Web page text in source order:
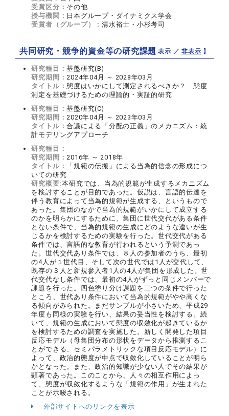
受賞区分： その他
授与機関： 日本グループ・ダイナミクス学会
受賞者（グループ）：清水裕士・小杉考司
共同研究・競争的資金等の研究課題【 表示 ／非表示 】
研究種目：基盤研究(B)
研究期間：2024年04月 ～ 2028年03月
タイトル：態度はいかにして測定されるべきか？ 態度
測定を基礎づけるための理論的・実証的研究
研究種目：基盤研究(C)
研究期間：2020年04月 ～ 2023年03月
タイトル：合議による「分配の正義」のメカニズム：統
計モデリングアプローチ
研究種目：
研究期間：2016年 ～ 2018年
タイトル：
「規範の伝搬」による当為的信念の形成につ
いての研究
研究概要:本研究では、当為的規範が生成するメカニズム
を検討することが目的であった。仮説は、言語的伝達を
伴う教育によって当為的規範が生成する、というもので
あった。集団のなかで当為的規範がいかにして成立する
のかを明らかにするために、集団に世代交代がある条件
とない条件で、当為的規範の生成にどのような違いが生
じるかを検討するための実験を行った。世代交代がある
条件では、言語的な教育が行われるという予測であっ
た。世代交代あり条件では、８人の参加者のうち、最初
の4人が１世代目、そして次の世代では1人が交代して、
既存の３人と新規参入者1人の4人が集団を形成した。世
代交代なし条件では、最初の4人がずっと同じメンバーで
課題を行った。四色塗り分け課題を二つの条件で行った
ところ、世代あり条件において当為的規範がやや高くな
る傾向がみられた。まだサンプルが小さいため、平成29
年度も同様の実験を行い、結果の妥当性を検討する。続
いて、規範の生成において態度の収斂化が起きているか
を検討するための調査を実施した。新しく開発した項目
反応モデル（母集団分布の形状をデータから推測するこ
とができる、セミパラメトリックな項目反応モデル）に
よって、政治的態度が中点で収斂化していることが明ら
かとなった。また、政治的知識が少ない人でその結果が
顕著であった。このことから、人々の相互作用によっ
て、態度が収斂化するような「規範の作用」が生まれた
ことが示唆される。
外部サイトへのリンクを表示